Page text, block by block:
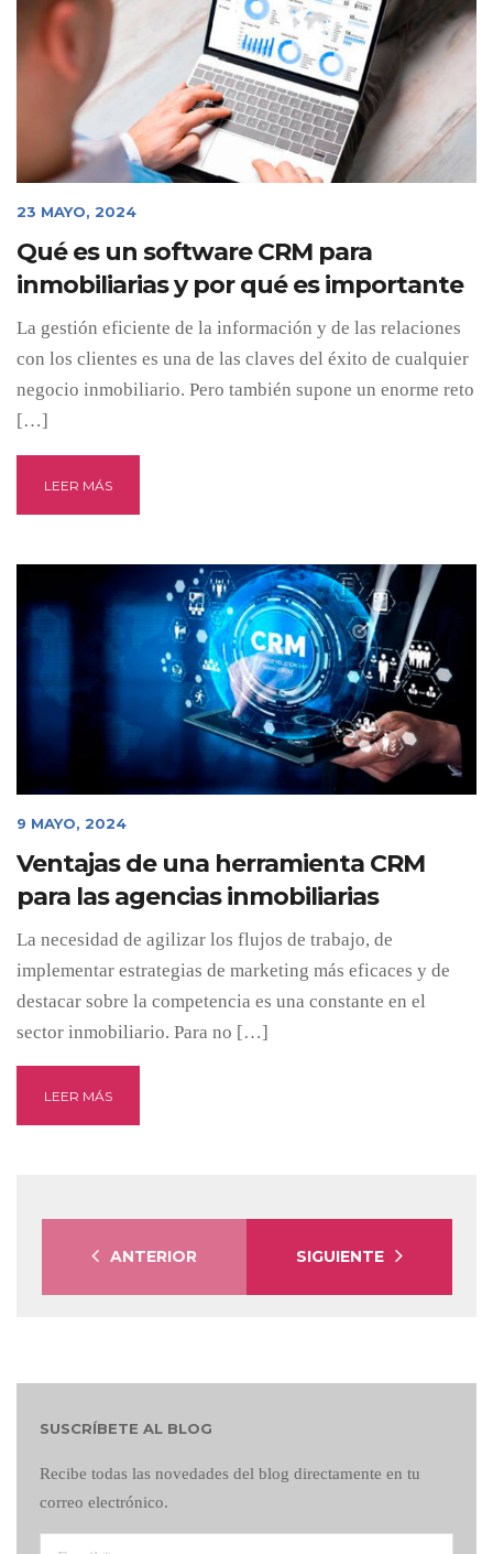
23 MAYO, 2024
Qué es un software CRM para
inmobiliarias y por qué es importante
La gestión eficiente de la información y de las relaciones
con los clientes es una de las claves del éxito de cualquier
negocio inmobiliario. Pero también supone un enorme reto
[…]
LEER MÁS
9 MAYO, 2024
Ventajas de una herramienta CRM
para las agencias inmobiliarias
La necesidad de agilizar los flujos de trabajo, de
implementar estrategias de marketing más eficaces y de
destacar sobre la competencia es una constante en el
sector inmobiliario. Para no […]
LEER MÁS
ANTERIOR SIGUIENTE
SUSCRÍBETE AL BLOG
Recibe todas las novedades del blog directamente en tu
correo electrónico.